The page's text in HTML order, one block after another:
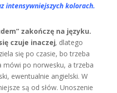
intensywniejszych kolorach.
zakończę na języku.
czuje inaczej, dlatego
się po czasie, bo trzeba
po norwesku, a trzeba
ewentualnie angielski. W
są od słów. Unoszenie